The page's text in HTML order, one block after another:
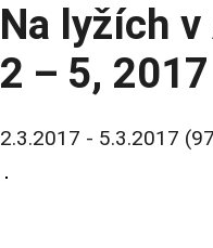
Na lyžích v
2 – 5,
2.3.2017 - 5.3.2017